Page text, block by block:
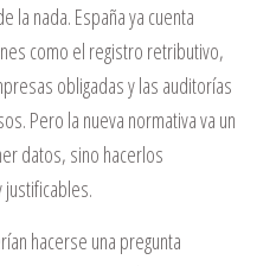
la nada. España ya cuenta
como el registro retributivo,
obligadas y las auditorías
Pero la nueva normativa va un
datos, sino hacerlos
hacerse una pregunta